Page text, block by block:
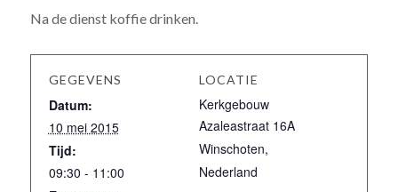
Na de dienst koffie drinken.
GEGEVENS
Datum:
10 mei 2015
Tijd:
09:30 - 11:00
LOCATIE
Kerkgebouw
Azaleastraat 16A
Winschoten,
Nederland